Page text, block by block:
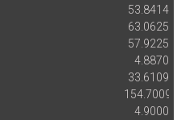
53.8414
63.0625
57.9225
4.8870
33.6109
154.7009
4.9000